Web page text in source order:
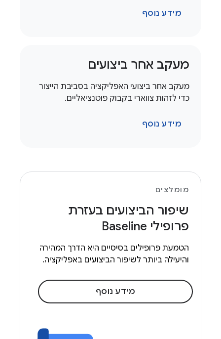
מידע נוסף
מעקב אחר ביצועים
מעקב אחר ביצועי האפליקציה בסביבת הייצור
כדי לזהות צווארי בקבוק פוטנציאליים.
מידע נוסף
מומלצים
שיפור הביצועים בעזרת
פרופילי Baseline
הטמעת פרופילים בסיסיים היא הדרך המהירה
והיעילה ביותר לשיפור הביצועים באפליקציה.
מידע נוסף